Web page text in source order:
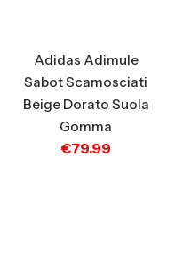
Adidas Adimule
Sabot Scamosciati
Beige Dorato Suola
Gomma
€79.99